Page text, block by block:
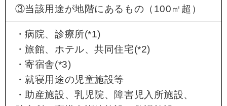
③当該用途が地階にあるもの（100㎡超）
・病院、診療所(*1)
・旅館、ホテル、共同住宅(*2)
・寄宿舎(*3)
・就寝用途の児童施設等
・助産施設、乳児院、障害児入所施設、